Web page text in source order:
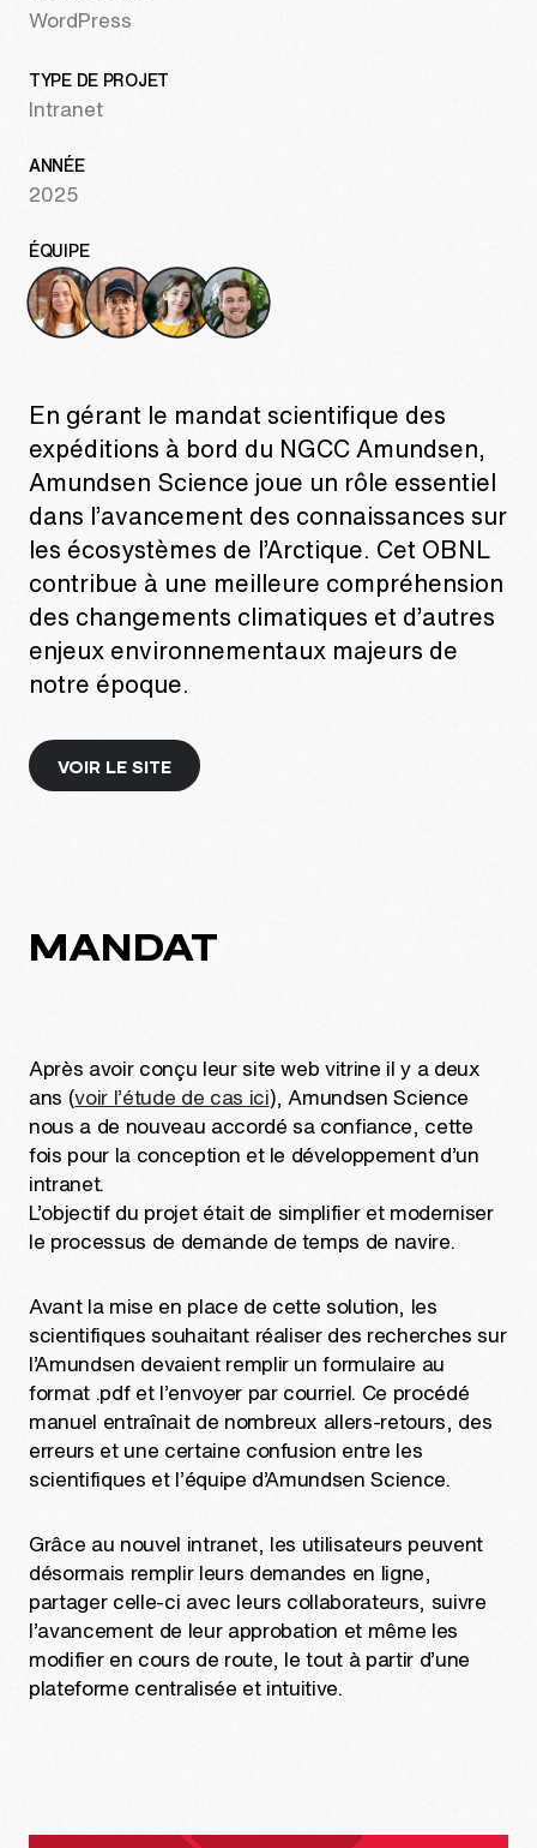
WordPress
TYPE DE PROJET
Intranet
ANNÉE
2025
ÉQUIPE
En gérant le mandat scientifique des
expéditions à bord du NGCC Amundsen,
Amundsen Science joue un rôle essentiel
dans l’avancement des connaissances sur
les écosystèmes de l’Arctique. Cet OBNL
contribue à une meilleure compréhension
des changements climatiques et d’autres
enjeux environnementaux majeurs de
notre époque.
VOIR LE SITE
MANDAT
Après avoir conçu leur site web vitrine il y a deux
ans (voir l’étude de cas ici), Amundsen Science
nous a de nouveau accordé sa confiance, cette
fois pour la conception et le développement d’un
intranet.
L’objectif du projet était de simplifier et moderniser
le processus de demande de temps de navire.
Avant la mise en place de cette solution, les
scientifiques souhaitant réaliser des recherches sur
l’Amundsen devaient remplir un formulaire au
format .pdf et l’envoyer par courriel. Ce procédé
manuel entraînait de nombreux allers-retours, des
erreurs et une certaine confusion entre les
scientifiques et l’équipe d’Amundsen Science.
Grâce au nouvel intranet, les utilisateurs peuvent
désormais remplir leurs demandes en ligne,
partager celle-ci avec leurs collaborateurs, suivre
l’avancement de leur approbation et même les
modifier en cours de route, le tout à partir d’une
plateforme centralisée et intuitive.